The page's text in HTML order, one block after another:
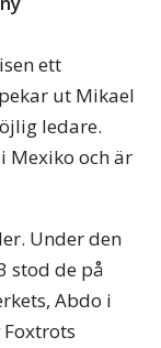
ett
ut Mikael
ledare.
Mexiko och är
Under den
stod de på
Abdo i